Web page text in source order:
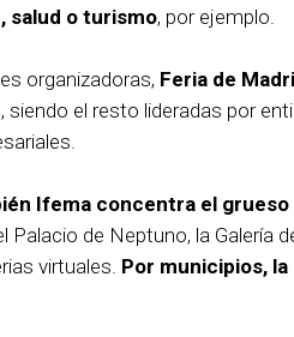
salud o turismo, por ejemplo.
organizadoras, Feria de
siendo el resto lideradas por
Ifema concentra el
Palacio de Neptuno, la Galería
virtuales. Por municipios,